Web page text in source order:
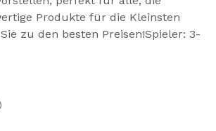
Produkte für die Kleinsten
zu den besten Preisen!Spieler: 3-